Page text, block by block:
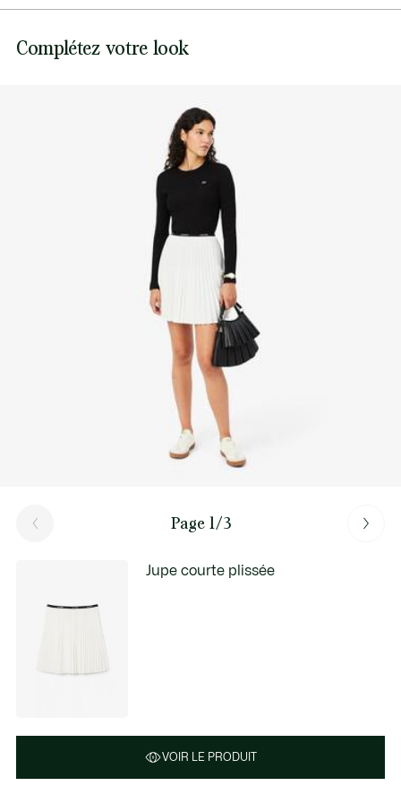
Pas de nettoyage à sec
Pas de nettoyage professionnel
Séchage pendu
fabrication. Transparence de la chaîne de valeur,
Complétez votre look
Page 1/3
Jupe courte plissée
VOIR LE PRODUIT